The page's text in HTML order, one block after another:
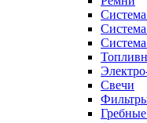
Система
Свечи